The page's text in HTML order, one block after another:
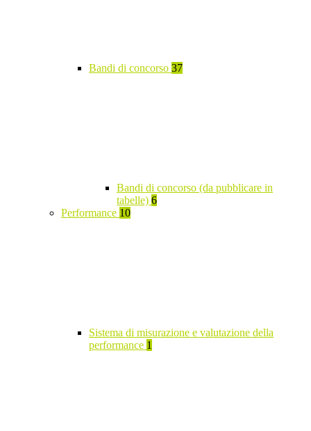
Bandi di concorso 37
Bandi di concorso (da pubblicare in
tabelle) 6
Performance 10
Sistema di misurazione e valutazione della
performance 1